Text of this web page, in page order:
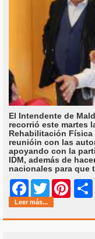
El Intendente de
recorrió este martes
Rehabilitación Física
reunióin con las
apoyando con la
IDM, además de
nacionales para que
Facebook
Twitter
Leer más...